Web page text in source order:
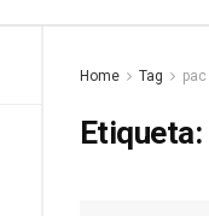
Home Tag pac
Etiqueta: